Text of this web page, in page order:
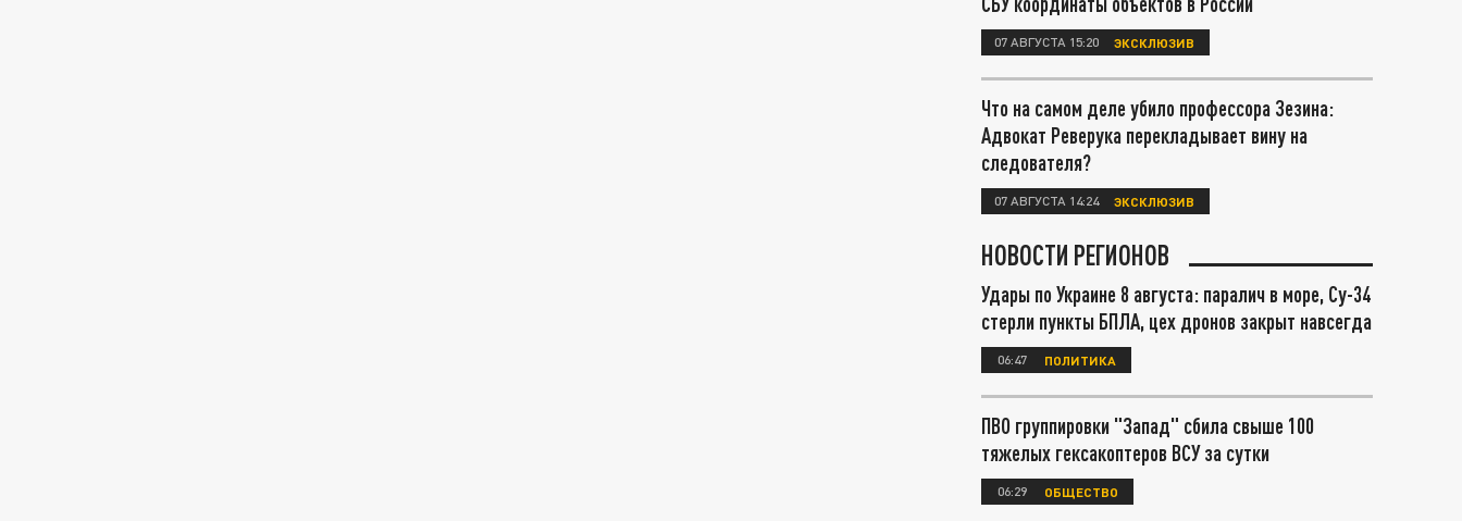
07 АВГУСТА 15:20 ЭКСКЛЮЗИВ
Что на самом деле убило профессора Зезина:
Адвокат Реверука перекладывает вину на
следователя?
07 АВГУСТА 14:24 ЭКСКЛЮЗИВ
НОВОСТИ РЕГИОНОВ
Удары по Украине 8 августа: паралич в море, Су-34
стерли пункты БПЛА, цех дронов закрыт навсегда
06:47 ПОЛИТИКА
ПВО группировки "Запад" сбила свыше 100
тяжелых гексакоптеров ВСУ за сутки
06:29 ОБЩЕСТВО